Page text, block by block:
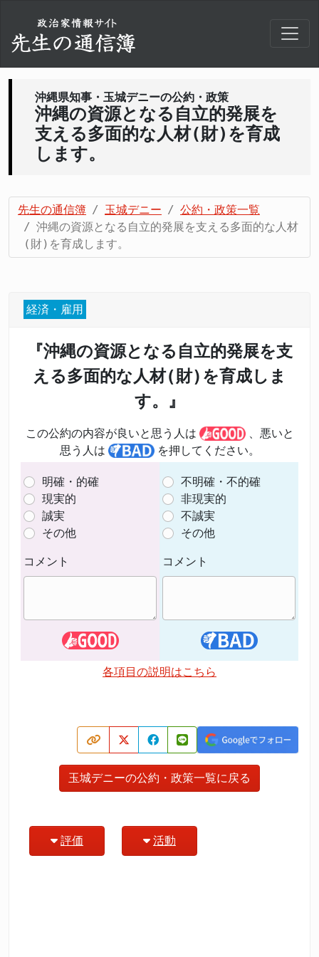
沖縄県知事・玉城デニーの公約・政策
沖縄の資源となる自立的発展を
支える多面的な人材(財)を育成
します。
先生の通信簿 玉城デニー
公約・政策一覧
沖縄の資源となる自立的発展を支える多面的な人材
(財)を育成します。
経済・雇用
『沖縄の資源となる自立的発展を支
える多面的な人材(財)を育成しま
す。』
この公約の内容が良いと思う人は
、悪いと
思う人は
を押してください。
明確・的確
現実的
誠実
その他
コメント
不明確・不的確
非現実的
不誠実
その他
コメント
各項目の説明はこちら
玉城デニーの公約・政策一覧に戻る
評価 活動